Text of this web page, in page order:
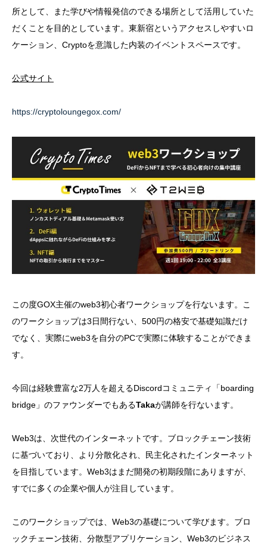
所として、また学びや情報発信のできる場所として活用していた
だくことを目的としています。東新宿というアクセスしやすいロ
ケーション、Cryptoを意識した内装のイベントスペースです。
公式サイト
https://cryptoloungegox.com/
この度GOX主催のweb3初心者ワークショップを行ないます。こ
のワークショップは3日間行ない、500円の格安で基礎知識だけ
でなく、実際にweb3を自分のPCで実際に体験することができま
す。
今回は経験豊富な2万人を超えるDiscordコミュニティ「boarding
bridge」のファウンダーでもあるTakaが講師を行ないます。
Web3は、次世代のインターネットです。ブロックチェーン技術
に基づいており、より分散化され、民主化されたインターネット
を目指しています。Web3はまだ開発の初期段階にありますが、
すでに多くの企業や個人が注目しています。
このワークショップでは、Web3の基礎について学びます。ブロ
ックチェーン技術、分散型アプリケーション、Web3のビジネス